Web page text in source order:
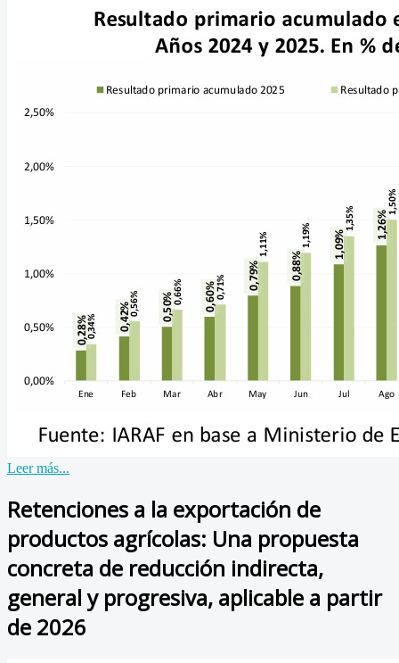
Leer más...
Retenciones a la exportación de
productos agrícolas: Una propuesta
concreta de reducción indirecta,
general y progresiva, aplicable a partir
de 2026